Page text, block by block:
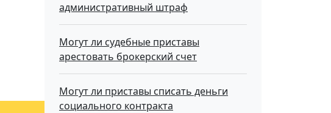
административный штраф
Могут ли судебные приставы
арестовать брокерский счет
Могут ли приставы списать деньги
социального контракта